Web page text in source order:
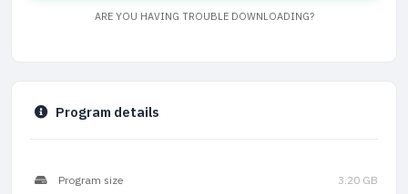
ARE YOU HAVING TROUBLE DOWNLOADING?
Program details
Program size 3.20 GB